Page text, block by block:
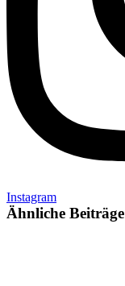
Instagram
Ähnliche Beiträge